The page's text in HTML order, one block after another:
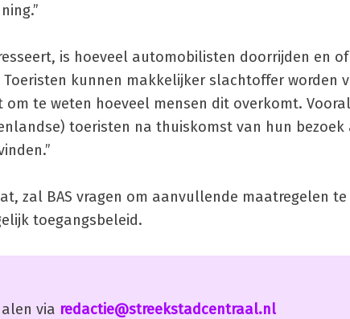
is hoeveel automobilisten doorrijden en
kunnen makkelijker slachtoffer worden
om te weten hoeveel mensen dit overkomt.
toeristen na thuiskomst van hun bezoek
zal BAS vragen om aanvullende maatregelen
toegangsbeleid.
via redactie@streekstadcentraal.nl